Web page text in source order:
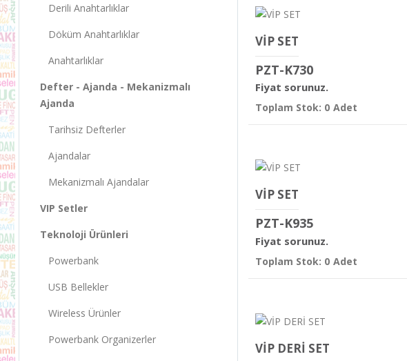
Derili Anahtarlıklar
Döküm Anahtarlıklar
Anahtarlıklar
Defter - Ajanda - Mekanizmalı
Ajanda
Tarihsiz Defterler
Ajandalar
Mekanizmalı Ajandalar
VIP Setler
Teknoloji Ürünleri
Powerbank
USB Bellekler
Wireless Ürünler
Powerbank Organizerler
VİP SET
PZT-K730
Fiyat sorunuz.
Toplam Stok: 0 Adet
VİP SET
PZT-K935
Fiyat sorunuz.
Toplam Stok: 0 Adet
VİP DERİ SET